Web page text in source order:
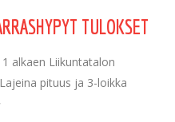
TULOKSET
alkaen Liikuntatalon
pituus ja 3-loikka